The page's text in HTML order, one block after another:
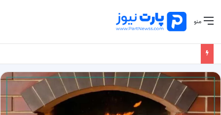
منو